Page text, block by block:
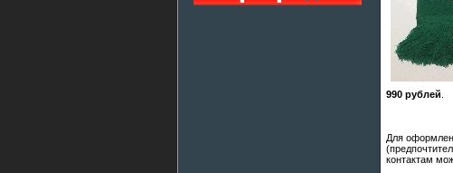
990 рублей
Для
контактам